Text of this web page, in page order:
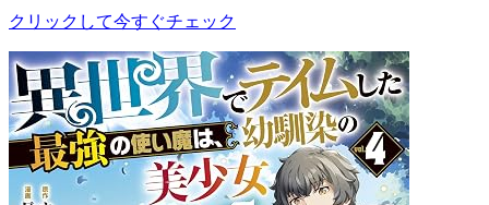
クリックして今すぐチェック